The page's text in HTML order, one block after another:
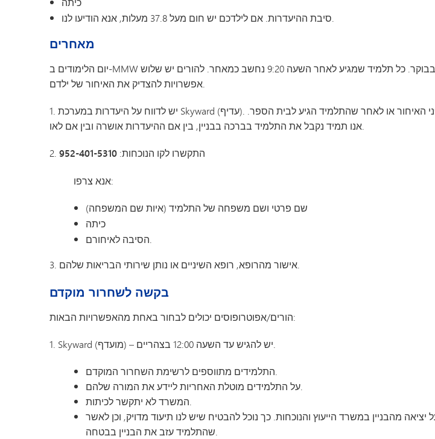
סיבתההיעדרות. אם לילדכם יש חום מעל 37.8 מעלות, אנא הודיעו לנו.
מאחרים
יום הלימודים ב-MMW מתחיל בשעה 9:20 בבוקר. כל תלמיד שמגיע לאחר השעה 9:20 נחשב כמאחר. להורים יש שלוש
אפשרויות להצדיק את האיחור של ילדם.
1. יש לדווח על היעדרות במערכת Skyward (עדיף). ניתן לעשות זאת לפני האיחור או לאחר שהתלמיד הגיע לבית הספר.
אנו תמיד נקבל את התלמיד בברכה בבניין, בין אם ההיעדרות אושרה ובין אם לאו.
2. התקשרו לקו הנוכחות: 952-401-5310
אנא צרפו:
שם פרטי ושם משפחה של התלמיד (איות שם המשפחה)
כיתה
הסיבהלאיחורם.
3. אישור מהרופא, רופא השיניים או נותן שירותי הבריאות שלהם.
בקשה לשחרור מוקדם
הורים/אפוטרופוסים יכולים לבחור באחת מהאפשרויות הבאות:
1. Skyward (מועדף) – יש להגיש עד השעה 12:00 בצהריים.
התלמידים מתווספים לרשימת השחרור המוקדם.
על התלמידים מוטלת האחריות ליידע את המורה שלהם.
המשרד לא יתקשר לכיתות.
מהבניין במשרד הייעוץ והנוכחות. כך נוכל להבטיח שיש לנו תיעוד מדויק, וכן לאשר
שהתלמיד עזב את הבניין בבטחה.